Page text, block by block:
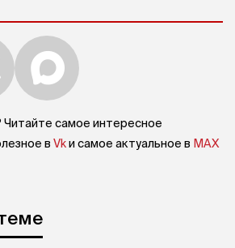
Читайте самое интересное
в Vkи самое актуальное в MAX